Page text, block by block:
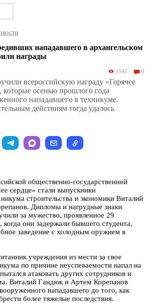
нападавшего в архангельском
награды
1541 0
всероссийскую награду «Горячее
которые осенью прошлого года
нападавшего в техникуме.
действиям тогда удалось
общественно-государственной
сердце» стали выпускники
строительства и экономики Виталий
Дипломы и нагрудные знаки
за мужество, проявленное 29
когда они задержали бывшего студента,
заведение с холодным оружием в
учреждения из мести за свое
по причине неуспеваемости напал на
атаковать других сотрудников и
Виталий Гандюк и Артем Корепанов
нападавшего до того, как
более тяжелые последствия.